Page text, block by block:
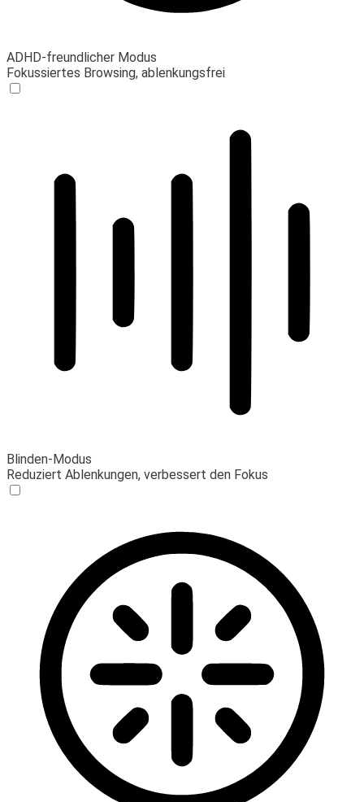
ADHD-freundlicher Modus
Fokussiertes Browsing, ablenkungsfrei
Blinden-Modus
Reduziert Ablenkungen, verbessert den Fokus